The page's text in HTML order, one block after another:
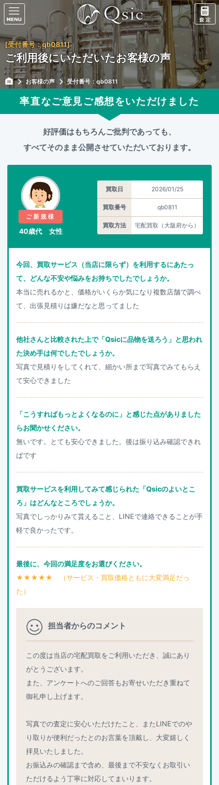
[受付番号：qb0811]
ご利用後にいただいたお客様の声
お客様の声 受付番号：qb0811
率直なご意見ご感想をいただけました
好評価はもちろんご批判であっても、
すべてそのまま公開させていただいております。
ご新規様
40歳代 女性
買取日 2026/01/25
買取番号 qb0811
買取方法 宅配買取（大阪府から）
今回、買取サービス（当店に限らず）を利用するにあたっ
て、どんな不安や悩みをお持ちでしたでしょうか。
本当に売れるかと、価格がいくらか気になり複数店舗で調べ
て、出張見積りは嫌だなと思ってました
他社さんと比較された上で「Qsicに品物を送ろう」と思われ
た決め手は何でしたでしょうか。
写真で見積りをしてくれて、細かい所まで写真でみてもらえ
て安心できました
「こうすればもっとよくなるのに」と感じた点がありました
らお聞かせください。
無いです。とても安心できました。後は振り込み確認できれ
ばです
買取サービスを利用してみて感じられた「Qsicのよいとこ
ろ」はどんなところでしょうか。
写真でしっかりみて貰えること、LINEで連絡できることが手
軽で良かったです。
最後に、今回の満足度をお選びください。
★★★★★ （サービス・買取価格ともに大変満足だっ
た）
担当者からのコメント
この度は当店の宅配買取をご利用いただき、誠にあり
がとうございます。
また、アンケートへのご回答もお寄せいただき重ねて
御礼申し上げます。
写真での査定に安心いただけたこと、またLINEでのや
り取りが便利だったとのお言葉を頂戴し、大変嬉しく
拝見いたしました。
お振込みの確認まで含め、最後まで不安なくお取引い
ただけるよう丁寧に対応してまいります。